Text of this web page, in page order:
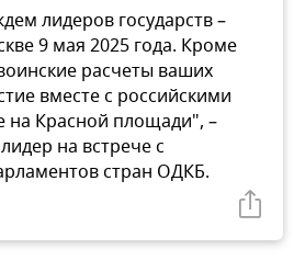
лидеров государств –
9 мая 2025 года. Кроме
расчеты ваших
вместе с российскими
на Красной площади", –
на встрече с
стран ОДКБ.